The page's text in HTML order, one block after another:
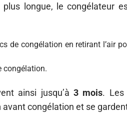
longue, le congélateur
de congélation en retirant l’air
congélation.
ainsi jusqu’à 3 mois. Les
congélation et se